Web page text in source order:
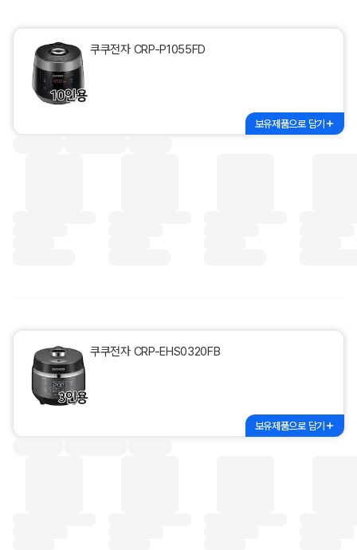
쿠쿠전자 CRP-P1055FD
보유제품으로 담기
쿠쿠전자 CRP-EHS0320FB
보유제품으로 담기